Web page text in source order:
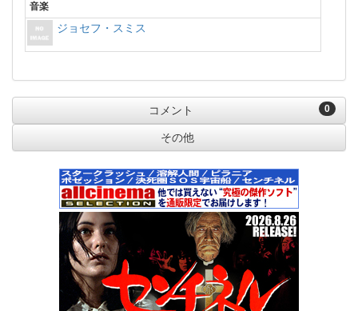
音楽
ジョセフ・スミス
0
コメント
その他